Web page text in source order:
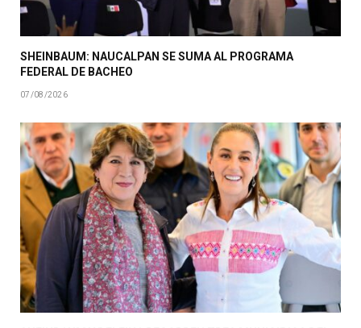
SHEINBAUM: NAUCALPAN SE SUMA AL PROGRAMA
FEDERAL DE BACHEO
07/08/2026